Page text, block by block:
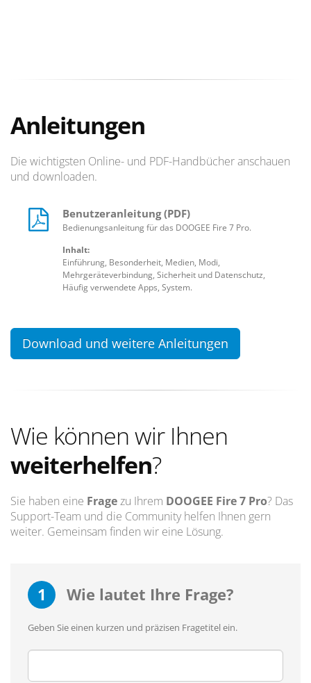
Anleitungen
Die wichtigsten Online- und PDF-Handbücher anschauen
und downloaden.
Benutzeranleitung (PDF)
Bedienungsanleitung für das DOOGEE Fire 7 Pro.
Inhalt:
Einführung, Besonderheit, Medien, Modi,
Mehrgeräteverbindung, Sicherheit und Datenschutz,
Häufig verwendete Apps, System.
Download und weitere Anleitungen
Wie können wir Ihnen
weiterhelfen?
Sie haben eine Fragezu Ihrem DOOGEE Fire 7 Pro? Das
Support-Team und die Community helfen Ihnen gern
weiter. Gemeinsam finden wir eine Lösung.
1 Wie lautet Ihre Frage?
Geben Sie einen kurzen und präzisen Fragetitel ein.